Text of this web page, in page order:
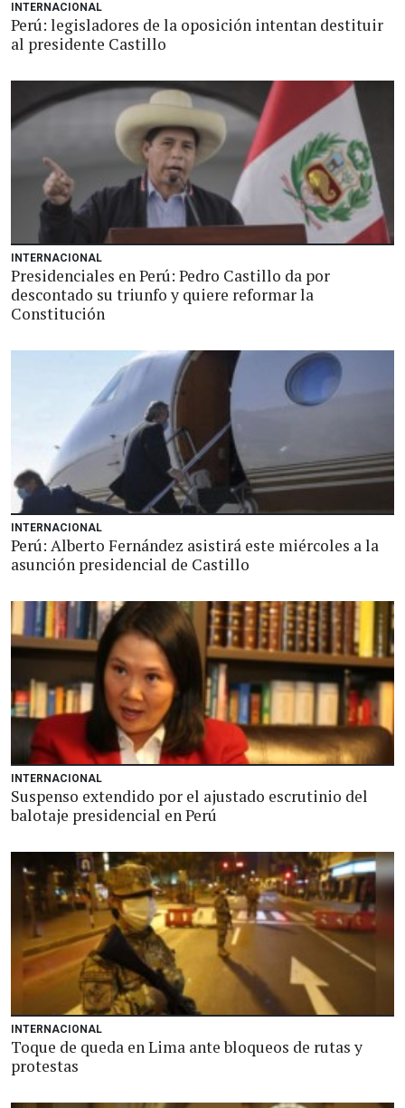
INTERNACIONAL
Perú: legisladores de la oposición intentan destituir
al presidente Castillo
INTERNACIONAL
Presidenciales en Perú: Pedro Castillo da por
descontado su triunfo y quiere reformar la
Constitución
INTERNACIONAL
Perú: Alberto Fernández asistirá este miércoles a la
asunción presidencial de Castillo
INTERNACIONAL
Suspenso extendido por el ajustado escrutinio del
balotaje presidencial en Perú
INTERNACIONAL
Toque de queda en Lima ante bloqueos de rutas y
protestas